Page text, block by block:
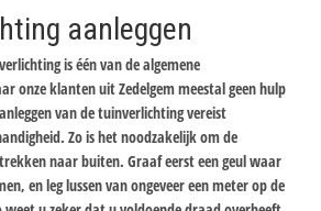
aanleggen
is één van de algemene
onze klanten uit Zedelgem meestal geen hulp
van de tuinverlichting vereist
Zo is het noodzakelijk om de
naar buiten. Graaf eerst een geul waar
en leg lussen van ongeveer een meter op de